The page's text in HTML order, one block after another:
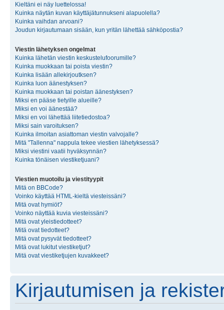
Kieltäni ei näy luettelossa!
Kuinka näytän kuvan käyttäjätunnukseni alapuolella?
Kuinka vaihdan arvoani?
Joudun kirjautumaan sisään, kun yritän lähettää sähköpostia?
Viestin lähetyksen ongelmat
Kuinka lähetän viestin keskustelufoorumille?
Kuinka muokkaan tai poista viestin?
Kuinka lisään allekirjoutksen?
Kuinka luon äänestyksen?
Kuinka muokkaan tai poistan äänestyksen?
Miksi en pääse tietyille alueille?
Miksi en voi äänestää?
Miksi en voi lähettää liitetiedostoa?
Miksi sain varoituksen?
Kuinka ilmoitan asiattoman viestin valvojalle?
Mitä "Tallenna" nappula tekee viestien lähetyksessä?
Miksi viestini vaatii hyväksynnän?
Kuinka tönäisen viestiketjuani?
Viestien muotoilu ja viestityypit
Mitä on BBCode?
Voinko käyttää HTML-kieltä viesteissäni?
Mitä ovat hymiöt?
Voinko näyttää kuvia viesteissäni?
Mitä ovat yleistiedotteet?
Mitä ovat tiedotteet?
Mitä ovat pysyvät tiedotteet?
Mitä ovat lukitut viestiketjut?
Mitä ovat viestiketjujen kuvakkeet?
Kirjautumisen ja